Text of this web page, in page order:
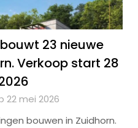
23 nieuwe
Verkoop start 28
mei 2026
bouwen in Zuidhorn.